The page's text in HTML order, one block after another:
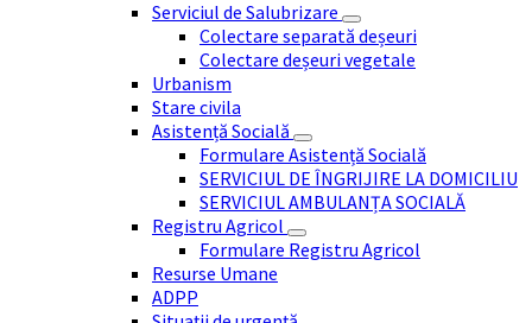
Serviciul de Salubrizare
Colectare separată deșeuri
Colectare deșeuri vegetale
Urbanism
Stare civila
Asistență Socială
Formulare Asistență Socială
SERVICIUL DE ÎNGRIJIRE LA DOMICILIU
SERVICIUL AMBULANȚA SOCIALĂ
Registru Agricol
Formulare Registru Agricol
Resurse Umane
ADPP